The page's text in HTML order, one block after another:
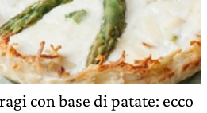
con base di patate: ecco